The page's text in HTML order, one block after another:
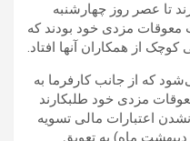
تا عصر روز چهارشنبه
معوقات مزدی خود بودند که
کوچک از همکاران آنها افتاد.
می‌شود که از جانب کارفرما به
مزدی خود طلبکارند
اعتبارات مالی تسویه
ماه) به تعویق